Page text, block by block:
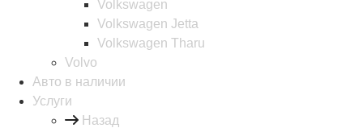
Volkswagen
Volkswagen Jetta
Volkswagen Tharu
Volvo
Авто в наличии
Услуги
Назад